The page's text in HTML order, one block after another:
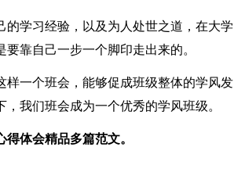
学习经验，以及为人处世之道，在大学
靠自己一步一个脚印走出来的。
一个班会，能够促成班级整体的学风发
我们班会成为一个优秀的学风班级。
体会精品多篇范文。